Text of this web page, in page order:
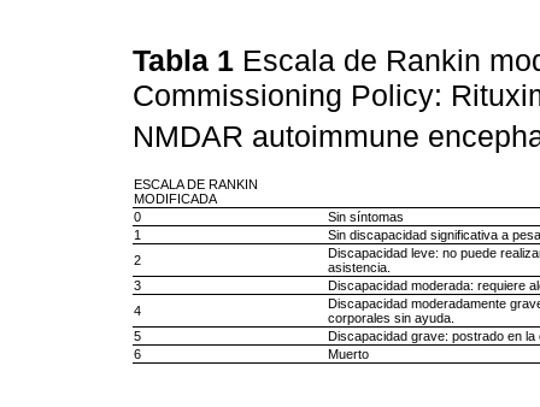
Tabla 1 Escala de Rankin
Commissioning Policy:
NMDAR autoimmune
ESCALA DE RANKIN
MODIFICADA
0
Sin síntomas
1
Sin discapacidad significativa a
2
Discapacidad leve: no puede
asistencia.
3
Discapacidad moderada: requiere
4
Discapacidad moderadamente
corporales sin ayuda.
5
Discapacidad grave: postrado en
6
Muerto